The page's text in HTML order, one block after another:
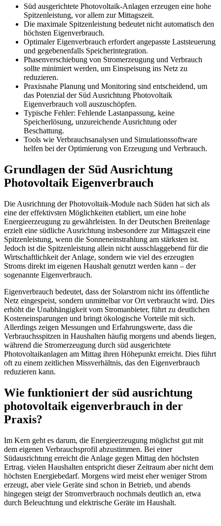
Süd ausgerichtete Photovoltaik-Anlagen erzeugen eine hohe
Spitzenleistung, vor allem zur Mittagszeit.
Die maximale Spitzenleistung bedeutet nicht automatisch den
höchsten Eigenverbrauch.
Optimaler Eigenverbrauch erfordert angepasste Laststeuerung
und gegebenenfalls Speicherintegration.
Phasenverschiebung von Stromerzeugung und Verbrauch
sollte minimiert werden, um Einspeisung ins Netz zu
reduzieren.
Praxisnahe Planung und Monitoring sind entscheidend, um
das Potenzial der Süd Ausrichtung Photovoltaik
Eigenverbrauch voll auszuschöpfen.
Typische Fehler: Fehlende Lastanpassung, keine
Speicherlösung, unzureichende Ausrichtung oder
Beschattung.
Tools wie Verbrauchsanalysen und Simulationssoftware
helfen bei der Optimierung von Erzeugung und Verbrauch.
Grundlagen der Süd Ausrichtung
Photovoltaik Eigenverbrauch
Die Ausrichtung der Photovoltaik-Module nach Süden hat sich als
eine der effektivsten Möglichkeiten etabliert, um eine hohe
Energieerzeugung zu gewährleisten. In der Deutschen Breitenlage
erzielt eine südliche Ausrichtung insbesondere zur Mittagszeit eine
Spitzenleistung, wenn die Sonneneinstrahlung am stärksten ist.
Jedoch ist die Spitzenleistung allein nicht ausschlaggebend für die
Wirtschaftlichkeit der Anlage, sondern wie viel des erzeugten
Stroms direkt im eigenen Haushalt genutzt werden kann – der
sogenannte Eigenverbrauch.
Eigenverbrauch bedeutet, dass der Solarstrom nicht ins öffentliche
Netz eingespeist, sondern unmittelbar vor Ort verbraucht wird. Dies
erhöht die Unabhängigkeit vom Stromanbieter, führt zu deutlichen
Kosteneinsparungen und bringt ökologische Vorteile mit sich.
Allerdings zeigen Messungen und Erfahrungswerte, dass die
Verbrauchsspitzen in Haushalten häufig morgens und abends liegen,
während die Stromerzeugung durch süd ausgerichtete
Photovoltaikanlagen am Mittag ihren Höhepunkt erreicht. Dies führt
oft zu einem zeitlichen Missverhältnis, das den Eigenverbrauch
reduzieren kann.
Wie funktioniert der süd ausrichtung
photovoltaik eigenverbrauch in der
Praxis?
Im Kern geht es darum, die Energieerzeugung möglichst gut mit
dem eigenen Verbrauchsprofil abzustimmen. Bei einer
Südausrichtung erreicht die Anlage gegen Mittag den höchsten
Ertrag. vielen Haushalten entspricht dieser Zeitraum aber nicht dem
höchsten Energiebedarf. Morgens wird meist eher weniger Strom
erzeugt, aber viele Geräte sind schon in Betrieb, und abends
hingegen steigt der Stromverbrauch nochmals deutlich an, etwa
durch Beleuchtung und elektrische Geräte im Haushalt.